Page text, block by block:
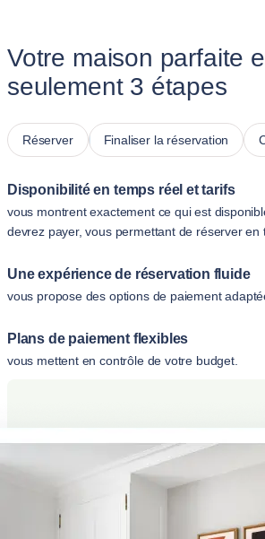
Votre maison parfaite
seulement 3 étapes
Réserver Finaliser la réservation
Disponibilité en temps réel et tarifs
vous montrent exactement ce qui est
devrez payer, vous permettant de réserver en
Une expérience de réservation fluide
vous propose des options de paiement
Plans de paiement flexibles
vous mettent en contrôle de votre budget.